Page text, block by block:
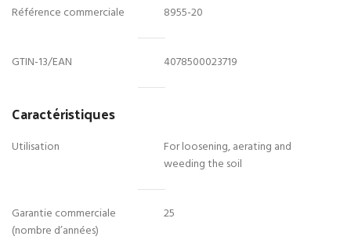
Référence commerciale 8955-20
GTIN-13/EAN 4078500023719
Caractéristiques
Utilisation
For loosening, aerating and
weeding the soil
Garantie commerciale
(nombre d’années)
25